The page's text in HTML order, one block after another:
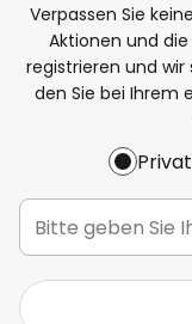
Verpassen Sie
Aktionen und
registrieren und wir
den Sie bei Ihrem